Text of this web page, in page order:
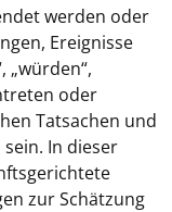
werden oder
Ereignisse
„würden“,
oder
Tatsachen und
In dieser
zur Schätzung